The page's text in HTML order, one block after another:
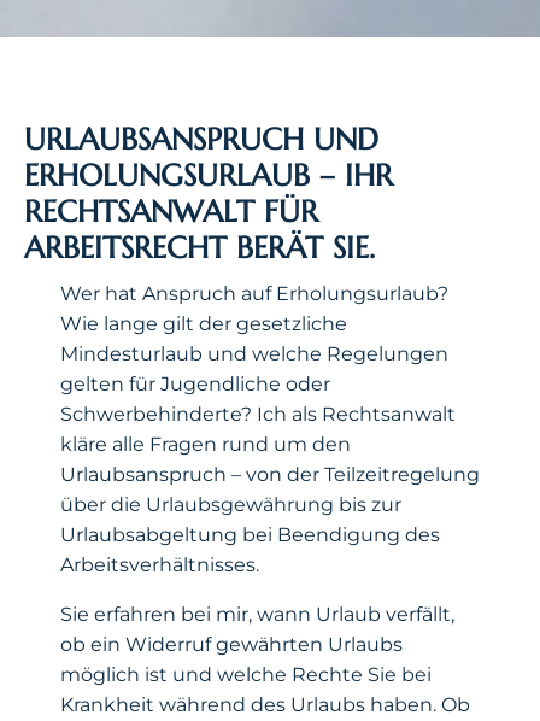
URLAUBSANSPRUCH UND
ERHOLUNGSURLAUB – IHR
RECHTSANWALT FÜR
ARBEITSRECHT BERÄT SIE.
Wer hat Anspruch auf Erholungsurlaub?
Wie lange gilt der gesetzliche
Mindesturlaub und welche Regelungen
gelten für Jugendliche oder
Schwerbehinderte? Ich als Rechtsanwalt
kläre alle Fragen rund um den
Urlaubsanspruch – von der Teilzeitregelung
über die Urlaubsgewährung bis zur
Urlaubsabgeltung bei Beendigung des
Arbeitsverhältnisses.
Sie erfahren bei mir, wann Urlaub verfällt,
ob ein Widerruf gewährten Urlaubs
möglich ist und welche Rechte Sie bei
Krankheit während des Urlaubs haben. Ob